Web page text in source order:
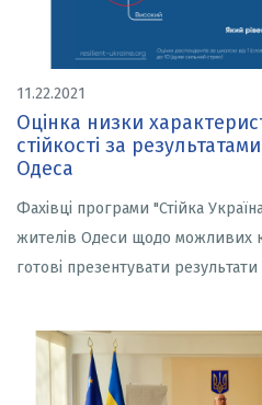
11.22.2021
Оцінка низки
стійкості за
Одеса
Фахівці програми "Стійка
жителів Одеси щодо можливих
готові презентувати результати